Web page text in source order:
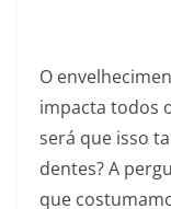
O
impacta todos
será que isso
dentes? A
que